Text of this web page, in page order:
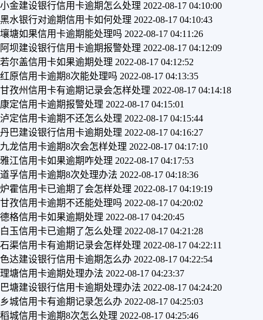
小金建设银行信用卡逾期怎么处理 2022-08-17 04:10:00
黑水银行对逾期信用卡如何处理 2022-08-17 04:10:43
壤塘如果信用卡逾期能处理吗 2022-08-17 04:11:26
阿坝建设银行信用卡逾期报警处理 2022-08-17 04:12:09
若尔盖信用卡如果逾期处理 2022-08-17 04:12:52
红原信用卡逾期8次能处理吗 2022-08-17 04:13:35
甘孜州信用卡有逾期记录会怎样处理 2022-08-17 04:14:18
康定信用卡逾期报警处理 2022-08-17 04:15:01
泸定信用卡逾期不还怎么处理 2022-08-17 04:15:44
丹巴建设银行信用卡逾期处理 2022-08-17 04:16:27
九龙信用卡逾期8次会怎样处理 2022-08-17 04:17:10
雅江信用卡如果逾期咋处理 2022-08-17 04:17:53
道孚信用卡逾期8次处理办法 2022-08-17 04:18:36
炉霍信用卡已逾期了会怎样处理 2022-08-17 04:19:19
甘孜信用卡逾期不还能处理吗 2022-08-17 04:20:02
德格信用卡如果逾期处理 2022-08-17 04:20:45
白玉信用卡已逾期了怎么处理 2022-08-17 04:21:28
石渠信用卡有逾期记录会怎样处理 2022-08-17 04:22:11
色达建设银行信用卡逾期怎么办 2022-08-17 04:22:54
理塘信用卡逾期处理办法 2022-08-17 04:23:37
巴塘建设银行信用卡逾期处理办法 2022-08-17 04:24:20
乡城信用卡有逾期记录怎么办 2022-08-17 04:25:03
稻城信用卡逾期8次怎么处理 2022-08-17 04:25:46